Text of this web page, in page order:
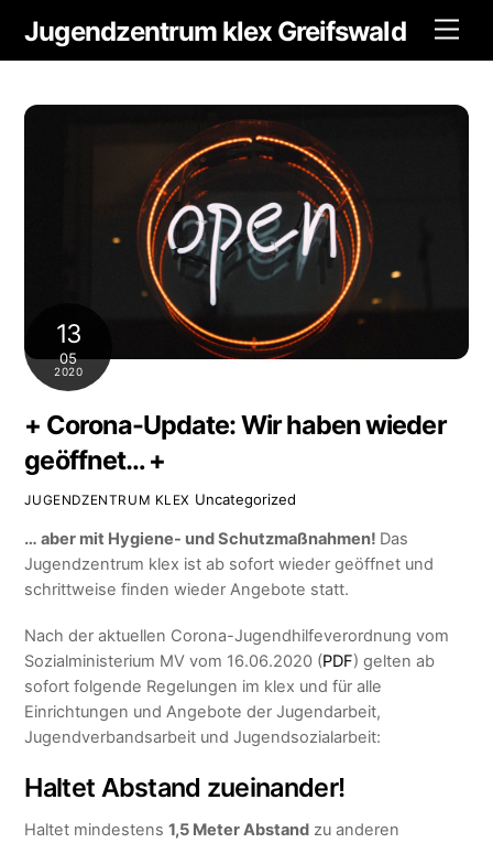
content
Jugendzentrum klex Greifswald
13
05
2020
+ Corona-Update: Wir haben wieder
geöffnet… +
JUGENDZENTRUM KLEX Uncategorized
… aber mit Hygiene- und Schutzmaßnahmen! Das
Jugendzentrum klex ist ab sofort wieder geöffnet und
schrittweise finden wieder Angebote statt.
Nach der aktuellen Corona-Jugendhilfeverordnung vom
Sozialministerium MV vom 16.06.2020 (PDF) gelten ab
sofort folgende Regelungen im klex und für alle
Einrichtungen und Angebote der Jugendarbeit,
Jugendverbandsarbeit und Jugendsozialarbeit:
Haltet Abstand zueinander!
Haltet mindestens1,5 Meter Abstand zu anderen